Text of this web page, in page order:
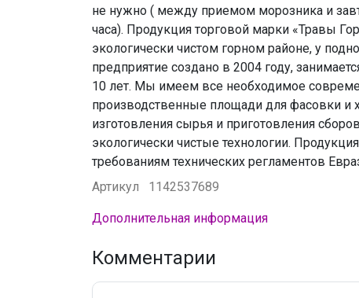
не нужно ( между приемом морозника и
часа). Продукция торговой марки «Травы
экологически чистом горном районе, у
предприятие создано в 2004 году,
10 лет. Мы имеем все необходимое
производственные площади для фасовки и
изготовления сырья и приготовления
экологически чистые технологии.
требованиям технических регламентов
Артикул
1142537689
Дополнительная информация
Комментарии